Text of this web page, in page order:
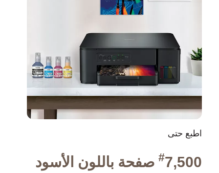
اطبع حتى
#7,500 صفحة باللون الأسود